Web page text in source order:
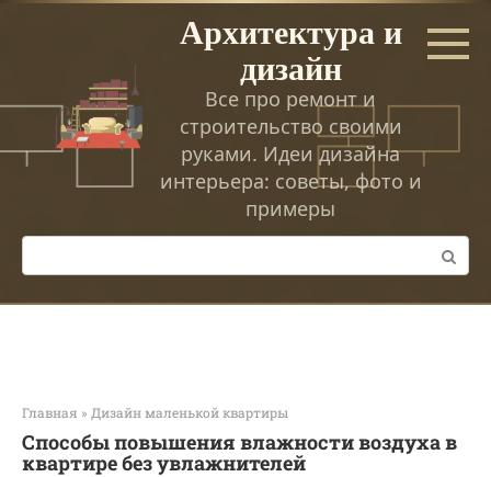
Перейти
Архитектура и
дизайн
Все про ремонт и
строительство своими
руками. Идеи дизайна
интерьера: советы, фото и
примеры
Поиск:
Главная » Дизайн маленькой квартиры
Способы повышения влажности воздуха в
квартире без увлажнителей